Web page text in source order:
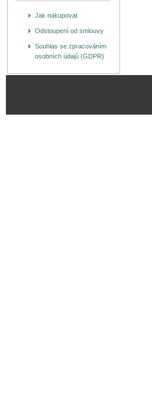
Jak nakupovat
Odstoupení od smlouvy
Souhlas se zpracováním
osobních údajů (GDPR)